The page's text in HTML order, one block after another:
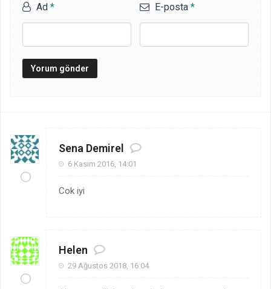
Ad * E-posta*
Sena Demirel
6 Kasım 2016, 14:01
Cok iyi
Helen
29 Ağustos 2018, 16:04